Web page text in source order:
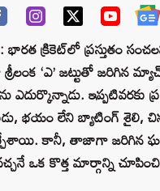
క్రికెట్‌లో ప్రస్తుతం
‘ఎ’ జట్టుతో జరిగిన
ఇప్పటివరకు
భయం లేని బ్యాటింగ్ శైలి,
కానీ, తాజాగా జరిగిన
ఒక కొత్త మార్గాన్ని